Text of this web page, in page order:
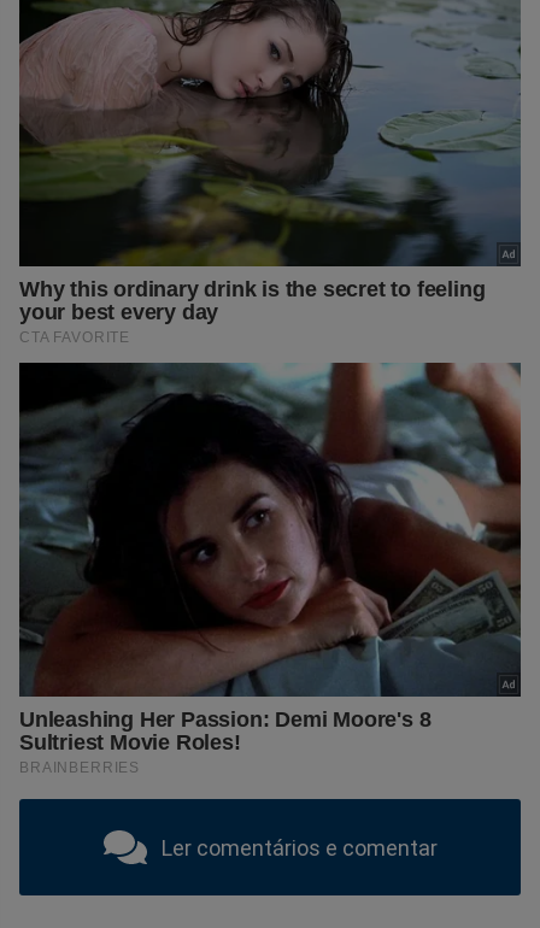
Ler comentários e comentar